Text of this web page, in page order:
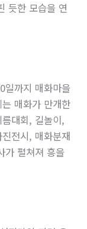
듯한 모습을 연
일까지 매화마을
매화가 만개한
대회, 길놀이,
전시, 매화분재
가 펼쳐져 흥을